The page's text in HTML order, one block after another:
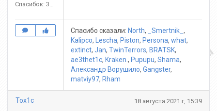
Спасибок: 3303
Спасибо сказали: North, _Smertnik_ ,
Kalipco, Lescha, Piston, Persona, what,
extinct, Jan, TwinTerrors, BRATSK,
ae3thet1c, Kraken. , Pupupu, Shama,
Александр Ворушило, Gangster,
matviy97, Rham
Tox1c 18 августа 2021 г, 15:39